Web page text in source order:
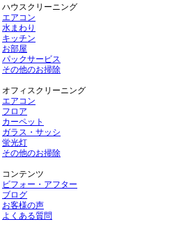
ハウスクリーニング
エアコン
水まわり
キッチン
お部屋
パックサービス
その他のお掃除
オフィスクリーニング
エアコン
フロア
カーペット
ガラス・サッシ
蛍光灯
その他のお掃除
コンテンツ
ビフォー・アフター
ブログ
お客様の声
よくある質問